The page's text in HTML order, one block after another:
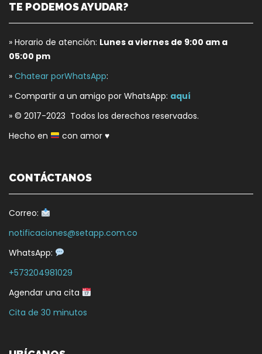
TE PODEMOS AYUDAR?
» Horario de atención: Lunes a viernes de 9:00 am a
05:00 pm
» Chatear porWhatsApp:
» Compartir a un amigo por WhatsApp: aquí
» © 2017-2023 Todos los derechos reservados.
Hecho en
con amor ♥
CONTÁCTANOS
Correo:
notificaciones@setapp.com.co
WhatsApp:
+573204981029
Agendar una cita
Cita de 30 minutos